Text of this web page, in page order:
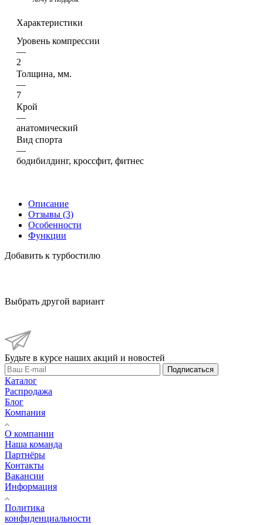
Характеристики
Уровень компрессии
—
2
Толщина, мм.
—
7
Крой
—
анатомический
Вид спорта
—
бодибилдинг, кроссфит, фитнес
Описание
Отзывы (3)
Особенности
Функции
Добавить к турбостилю
Выбрать другой вариант
Будьте в курсе наших акций и новостей
Подписаться
Каталог
Распродажа
Блог
Компания
О компании
Наша команда
Партнёры
Контакты
Вакансии
Информация
Политика
конфиденциальности